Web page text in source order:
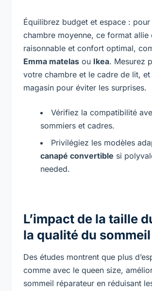
Équilibrez budget et espace : pour
chambre moyenne, ce format allie
raisonnable et confort optimal,
Emma matelas ou Ikea. Mesurez
votre chambre et le cadre de lit, et
magasin pour éviter les surprises.
Vérifiez la compatibilité
sommiers et cadres.
Privilégiez les modèles
canapé convertible si
needed.
L’impact de la taille
la qualité du sommeil
Des études montrent que plus
comme avec le queen size,
sommeil réparateur en réduisant